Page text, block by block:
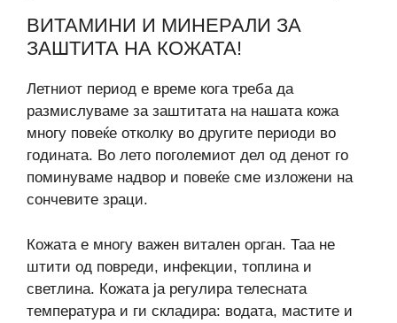
ВИТАМИНИ И МИНЕРАЛИ ЗА
ЗАШТИТА НА КОЖАТА!
Летниот период е време кога треба да
размислуваме за заштитата на нашата кожа
многу повеќе отколку во другите периоди во
годината. Во лето поголемиот дел од денот го
поминуваме надвор и повеќе сме изложени на
сончевите зраци.
Кожата е многу важен витален орган. Таа не
штити од повреди, инфекции, топлина и
светлина. Кожата ја регулира телесната
температура и ги складира: водата, мастите и